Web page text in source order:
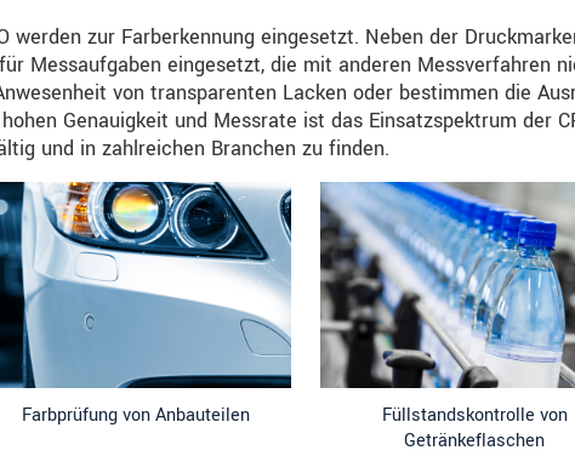
werden zur Farberkennung eingesetzt. Neben der
Messaufgaben eingesetzt, die mit anderen Messverfahren
von transparenten Lacken oder bestimmen die
Genauigkeit und Messrate ist das Einsatzspektrum der
und in zahlreichen Branchen zu finden.
Farbprüfung von Anbauteilen
Füllstandskontrolle von
Getränkeflaschen